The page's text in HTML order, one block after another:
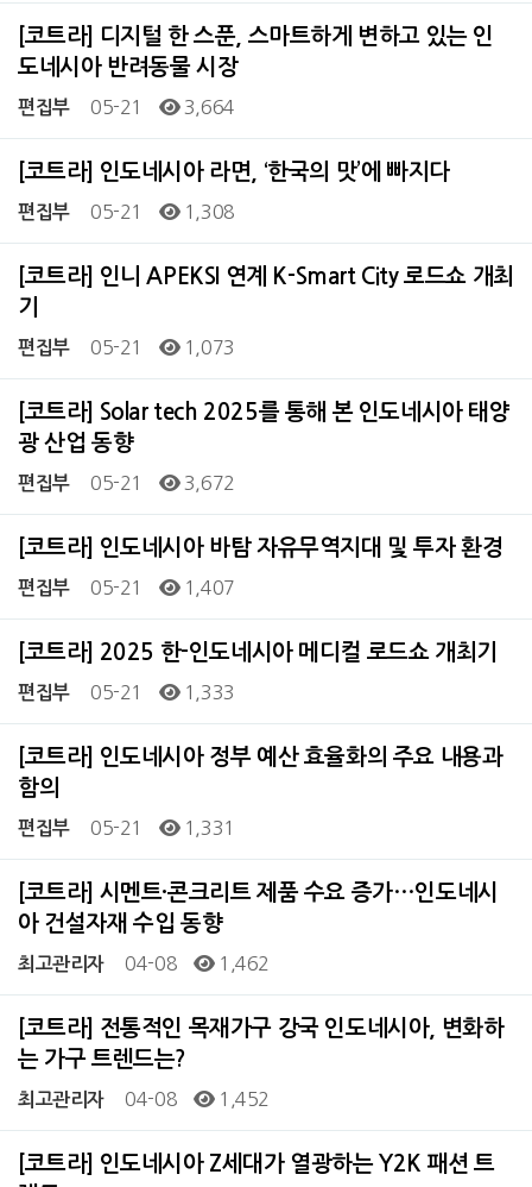
[코트라] 디지털 한 스푼, 스마트하게 변하고 있는 인
도네시아 반려동물 시장
편집부 05-21 3,664
[코트라] 인도네시아 라면, ‘한국의 맛’에 빠지다
편집부 05-21 1,308
[코트라] 인니 APEKSI 연계 K-Smart City 로드쇼 개최
기
편집부 05-21 1,073
[코트라] Solar tech 2025를 통해 본 인도네시아 태양
광 산업 동향
편집부 05-21 3,672
[코트라] 인도네시아 바탐 자유무역지대 및 투자 환경
편집부 05-21 1,407
[코트라] 2025 한-인도네시아 메디컬 로드쇼 개최기
편집부 05-21 1,333
[코트라] 인도네시아 정부 예산 효율화의 주요 내용과
함의
편집부 05-21 1,331
[코트라] 시멘트·콘크리트 제품 수요 증가…인도네시
아 건설자재 수입 동향
최고관리자 04-08 1,462
[코트라] 전통적인 목재가구 강국 인도네시아, 변화하
는 가구 트렌드는?
최고관리자 04-08 1,452
[코트라] 인도네시아 Z세대가 열광하는 Y2K 패션 트